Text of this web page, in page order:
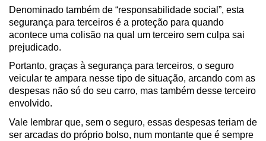
Denominado também de “responsabilidade social”, esta
segurança para terceiros é a proteção para quando
acontece uma colisão na qual um terceiro sem culpa sai
prejudicado.
Portanto, graças à segurança para terceiros, o seguro
veicular te ampara nesse tipo de situação, arcando com as
despesas não só do seu carro, mas também desse terceiro
envolvido.
Vale lembrar que, sem o seguro, essas despesas teriam de
ser arcadas do próprio bolso, num montante que é sempre